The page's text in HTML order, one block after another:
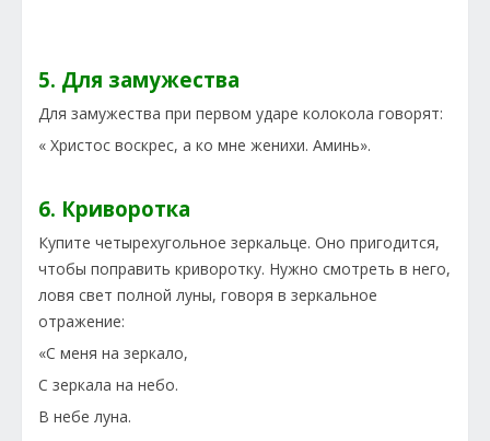
5. Для замужества
Для замужества при первом ударе колокола говорят:
« Христос воскрес, а ко мне женихи. Аминь».
6. Криворотка
Купите четырехугольное зеркальце. Оно пригодится,
чтобы поправить криворотку. Нужно смотреть в него,
ловя свет полной луны, говоря в зеркальное
отражение:
«С меня на зеркало,
С зеркала на небо.
В небе луна.